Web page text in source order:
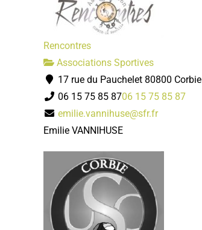
Rencontres
Associations Sportives
17 rue du Pauchelet 80800 Corbie
06 15 75 85 8706 15 75 85 87
emilie.vannihuse@sfr.fr
Emilie VANNIHUSE